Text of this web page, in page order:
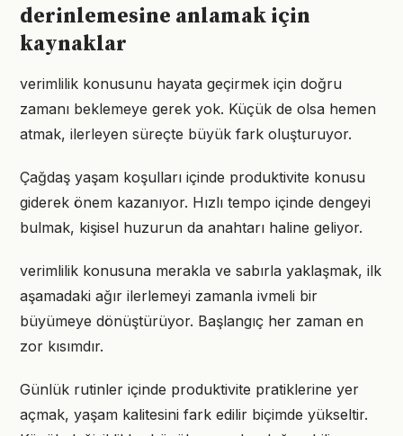
derinlemesine anlamak için
kaynaklar
verimlilik konusunu hayata geçirmek için doğru
zamanı beklemeye gerek yok. Küçük de olsa hemen
atmak, ilerleyen süreçte büyük fark oluşturuyor.
Çağdaş yaşam koşulları içinde produktivite konusu
giderek önem kazanıyor. Hızlı tempo içinde dengeyi
bulmak, kişisel huzurun da anahtarı haline geliyor.
verimlilik konusuna merakla ve sabırla yaklaşmak, ilk
aşamadaki ağır ilerlemeyi zamanla ivmeli bir
büyümeye dönüştürüyor. Başlangıç her zaman en
zor kısımdır.
Günlük rutinler içinde produktivite pratiklerine yer
açmak, yaşam kalitesini fark edilir biçimde yükseltir.